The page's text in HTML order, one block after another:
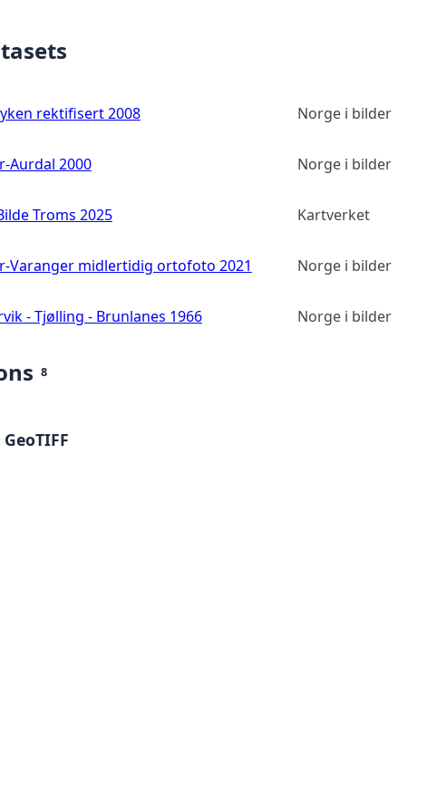
rektifisert 2008 Norge i bilder
Aurdal 2000 Norge i bilder
Troms 2025 Kartverket
Varanger midlertidig ortofoto 2021 Norge i bilder
- Tjølling - Brunlanes 1966 Norge i bilder
8